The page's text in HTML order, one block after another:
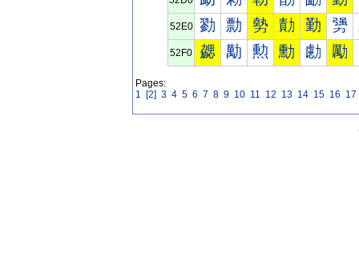
52E0 勠 勡 勢 勣 勤 勥
52F0 勰 勱 勲 勳 勴 勵
Pages:
1 [2] 3 4 5 6 7 8 9 10 11 12 13 14 15 16 17